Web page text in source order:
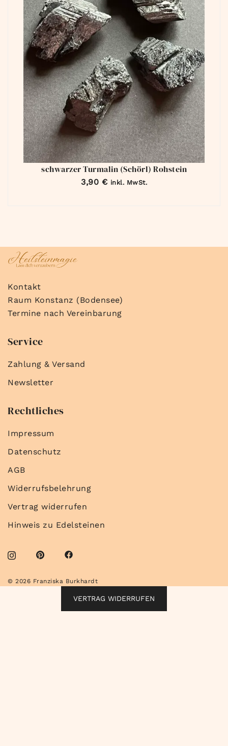
schwarzer Turmalin (Schörl) Rohstein
3,90 € inkl. MwSt.
Kontakt
Raum Konstanz (Bodensee)
Termine nach Vereinbarung
Service
Zahlung & Versand
Newsletter
Rechtliches
Impressum
Datenschutz
AGB
Widerrufsbelehrung
Vertrag widerrufen
Hinweis zu Edelsteinen
© 2026 Franziska Burkhardt
VERTRAG WIDERRUFEN